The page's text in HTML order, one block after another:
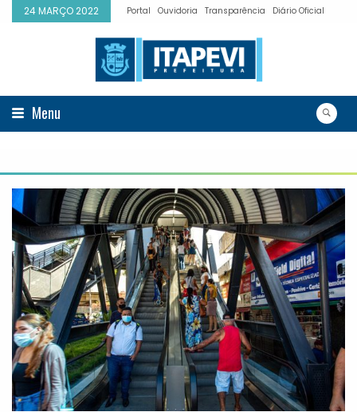
24 MARÇO 2022 Portal Ouvidoria Transparência Diário Oficial
Menu